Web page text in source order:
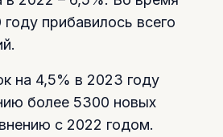
прибавилось всего
на 4,5% в 2023 году
более 5300 новых
с 2022 годом.